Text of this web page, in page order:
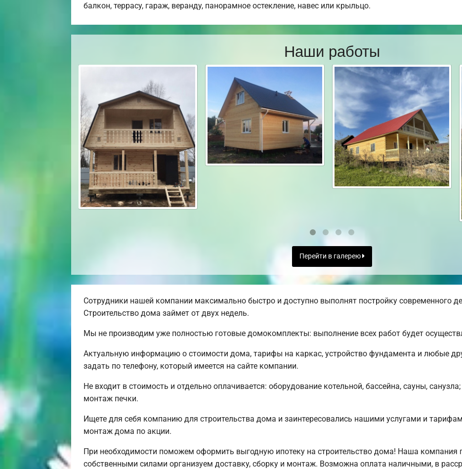
балкон, террасу, гараж, веранду, панорамное остекление, навес или крыльцо.
Наши работы
Перейти в галерею
Сотрудники нашей компании максимально быстро и доступно выполнят постройку современного
Строительство дома займет от двух недель.
Мы не производим уже полностью готовые домокомплекты: выполнение всех работ будет
Актуальную информацию о стоимости дома, тарифы на каркас, устройство фундамента и любые
задать по телефону, который имеется на сайте компании.
Не входит в стоимость и отдельно оплачивается: оборудование котельной, бассейна, сауны,
монтаж печки.
Ищете для себя компанию для строительства дома и заинтересовались нашими услугами и
монтаж дома по акции.
При необходимости поможем оформить выгодную ипотеку на строительство дома! Наша компания
собственными силами организуем доставку, сборку и монтаж. Возможна оплата наличными, в